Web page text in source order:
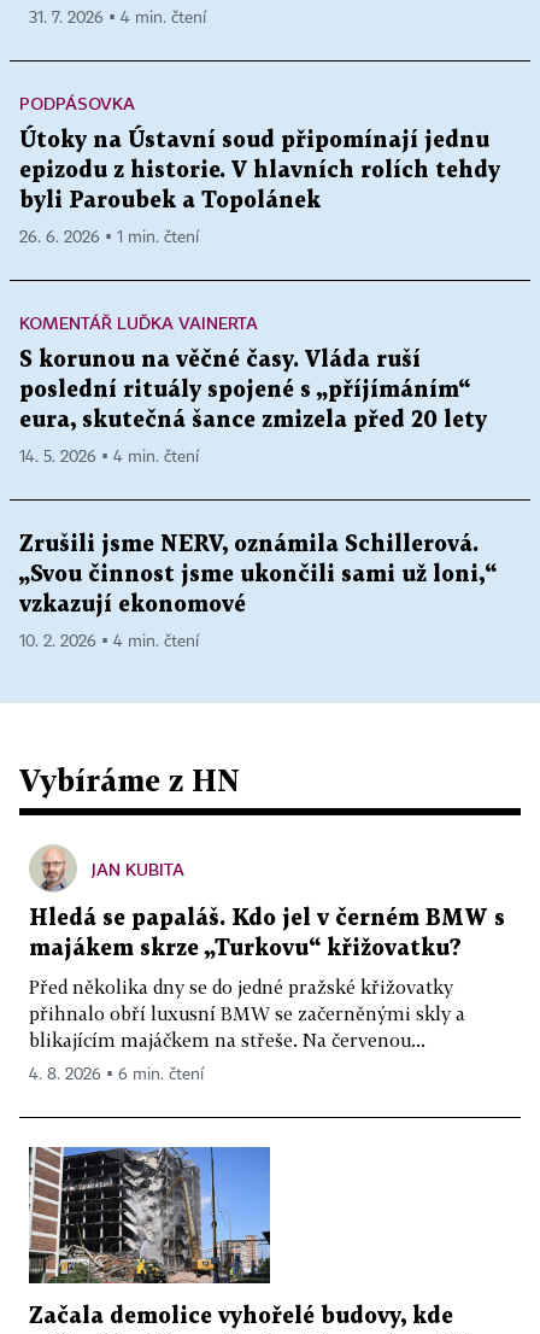
31. 7. 2026 ▪ 4 min. čtení
PODPÁSOVKA
Útoky na Ústavní soud připomínají jednu
epizodu z historie. V hlavních rolích tehdy
byli Paroubek a Topolánek
26. 6. 2026 ▪ 1 min. čtení
KOMENTÁŘ LUĎKA VAINERTA
S korunou na věčné časy. Vláda ruší
poslední rituály spojené s „příjímáním“
eura, skutečná šance zmizela před 20 lety
14. 5. 2026 ▪ 4 min. čtení
Zrušili jsme NERV, oznámila Schillerová.
„Svou činnost jsme ukončili sami už loni,“
vzkazují ekonomové
10. 2. 2026 ▪ 4 min. čtení
Vybíráme z HN
JAN KUBITA
Hledá se papaláš. Kdo jel v černém BMW s
majákem skrze „Turkovu“ křižovatku?
Před několika dny se do jedné pražské křižovatky
přihnalo obří luxusní BMW se začerněnými skly a
blikajícím majáčkem na střeše. Na červenou...
4. 8. 2026 ▪ 6 min. čtení
Začala demolice vyhořelé budovy, kde